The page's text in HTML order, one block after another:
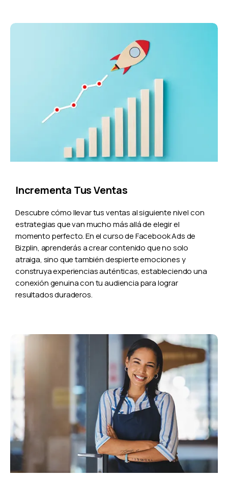
Incrementa Tus Ventas
Descubre cómo llevar tus ventas al siguiente nivel con
estrategias que van mucho más allá de elegir el
momento perfecto. En el curso de Facebook Ads de
Bizplin, aprenderás a crear contenido que no solo
atraiga, sino que también despierte emociones y
construya experiencias auténticas, estableciendo una
conexión genuina con tu audiencia para lograr
resultados duraderos.